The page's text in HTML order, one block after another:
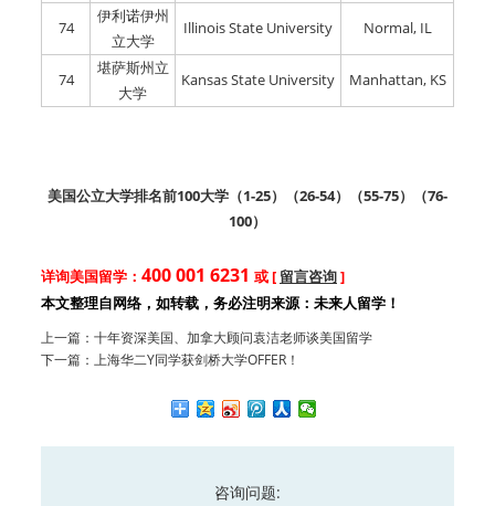
74
伊利诺伊州
立大学
Illinois State University Normal, IL
74
堪萨斯州立
大学
Kansas State University Manhattan, KS
美国公立大学排名前100大学（1-25）（26-54）（55-75）（76-
100）
详询美国留学： 400 001 6231 或 [ 留言咨询]
本文整理自网络，如转载，务必注明来源：未来人留学！
上一篇： 十年资深美国、加拿大顾问袁洁老师谈美国留学
下一篇： 上海华二Y同学获剑桥大学OFFER！
咨询问题: